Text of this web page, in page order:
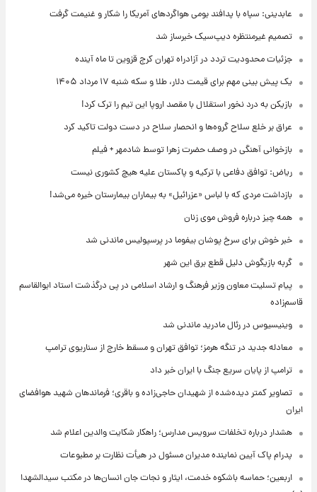
عابدینی: سپاه با پدافند بومی هواگردهای آمریکا را شکار و غنیمت گرفت
تصمیم غیرمنتظره دیپ‌سیک خبرساز شد
جزئیات محدودیت تردد در آزادراه تهران کرج قزوین تا ماه آینده
یک پیش ‌بینی مهم برای قیمت دلار، طلا و سکه شنبه ۱۷ مرداد ۱۴۰۵
بازیکن به درد نخور استقلال با مقصد اروپا این تیم را ترک کرد!
عراق بر خلع سلاح گروه‌ها و انحصار سلاح در دست دولت تاکید کرد
بازخوانی آهنگی در وصف حضرت زهرا توسط شادمهر + فیلم
ریاض: توافق دفاعی با ترکیه و پاکستان علیه هیچ کشوری نیست
بازداشت مردی که با لباس «عزرائیل» به بیماران بیمارستان خیره می‌شد!
همه چیز درباره فروش موی زنان
خبر خوش برای سرخ پوشان بیفوما در پرسپولیس ماندنی شد
گربه بازیگوش دلیل قطع برق این شهر
پیام تسلیت معاون وزیر فرهنگ و ارشاد اسلامی در پی درگذشت استاد ابوالقاسم
قاسم‌زاده
وینیسیوس در رئال مادرید ماندنی شد
معادله جدید در تنگه هرمز؛ توافق تهران و مسقط خارج از سناریوی ترامپ
ترامپ از پایان سریع جنگ با ایران خبر داد
تصاویر کمتر دیده‌شده از شهیدان حاجی‌زاده و باقری؛ فرماندهان شهید هوافضای
ایران
هشدار درباره تخلفات سرویس مدارس؛ راهکار شکایت والدین اعلام شد
پدرام پاک آیین نماینده مدیران مسئول در هیأت نظارت بر مطبوعات
اربعین؛ حماسه باشکوه خدمت، ایثار و نجات جان انسان‌ها در مکتب سیدالشهدا